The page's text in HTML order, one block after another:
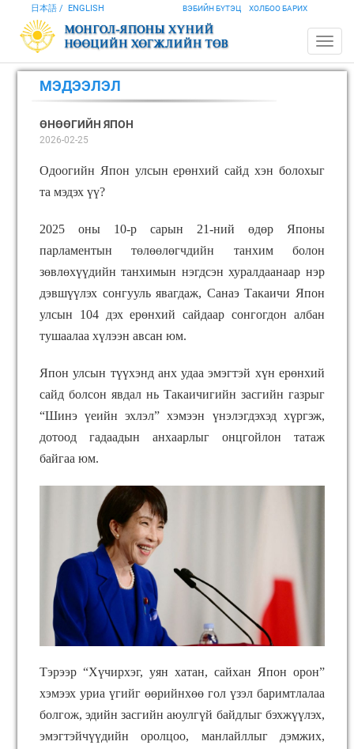
ВЭБИЙН БҮТЭЦ ХОЛБОО БАРИХ
日本語 ENGLISH
МЭДЭЭЛЭЛ
ӨНӨӨГИЙН ЯПОН
2026-02-25
Одоогийн Япон улсын ерөнхий сайд хэн болохыг
та мэдэх үү?
2025 оны 10-р сарын 21-ний өдөр Японы
парламентын төлөөлөгчдийн танхим болон
зөвлөхүүдийн танхимын нэгдсэн хуралдаанаар нэр
дэвшүүлэх сонгууль явагдаж, Санаэ Такаичи Япон
улсын 104 дэх ерөнхий сайдаар сонгогдон албан
тушаалаа хүлээн авсан юм.
Япон улсын түүхэнд анх удаа эмэгтэй хүн ерөнхий
сайд болсон явдал нь Такаичигийн засгийн газрыг
“Шинэ үеийн эхлэл” хэмээн үнэлэгдэхэд хүргэж,
дотоод гадаадын анхаарлыг онцгойлон татаж
байгаа юм.
Тэрээр “Хүчирхэг, уян хатан, сайхан Япон орон”
хэмээх уриа үгийг өөрийнхөө гол үзэл баримтлалаа
болгож, эдийн засгийн аюулгүй байдлыг бэхжүүлэх,
эмэгтэйчүүдийн оролцоо, манлайллыг дэмжих,